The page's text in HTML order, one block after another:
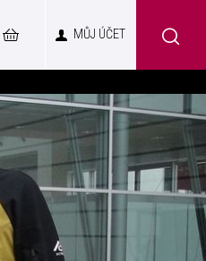
MŮJ ÚČET